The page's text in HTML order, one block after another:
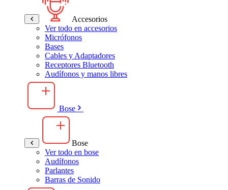
Accesorios
Ver todo en accesorios
Micrófonos
Bases
Cables y Adaptadores
Receptores Bluetooth
Audífonos y manos libres
Bose
Bose
Ver todo en bose
Audífonos
Parlantes
Barras de Sonido